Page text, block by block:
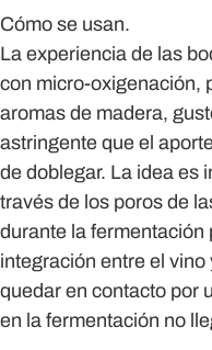
Cómo se usan.
La experiencia de las
con micro-oxigenación,
aromas de madera,
astringente que el
de doblegar. La idea es
través de los poros de
durante la fermentación
integración entre el
quedar en contacto por
en la fermentación no